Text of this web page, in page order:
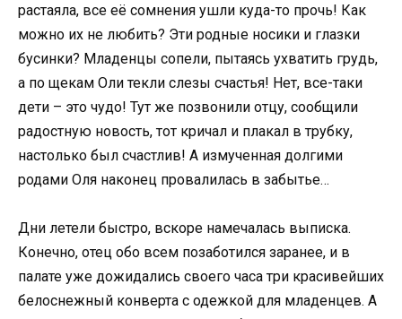
растаяла, все её сомнения ушли куда-то прочь! Как
можно их не любить? Эти родные носики и глазки
бусинки? Младенцы сопели, пытаясь ухватить грудь,
а по щекам Оли текли слезы счастья! Нет, все-таки
дети – это чудо! Тут же позвонили отцу, сообщили
радостную новость, тот кричал и плакал в трубку,
настолько был счастлив! А измученная долгими
родами Оля наконец провалилась в забытье…
Дни летели быстро, вскоре намечалась выписка.
Конечно, отец обо всем позаботился заранее, и в
палате уже дожидались своего часа три красивейших
белоснежный конверта с одежкой для младенцев. А